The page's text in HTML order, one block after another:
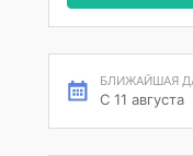
БЛИЖАЙШАЯ
С 11 августа